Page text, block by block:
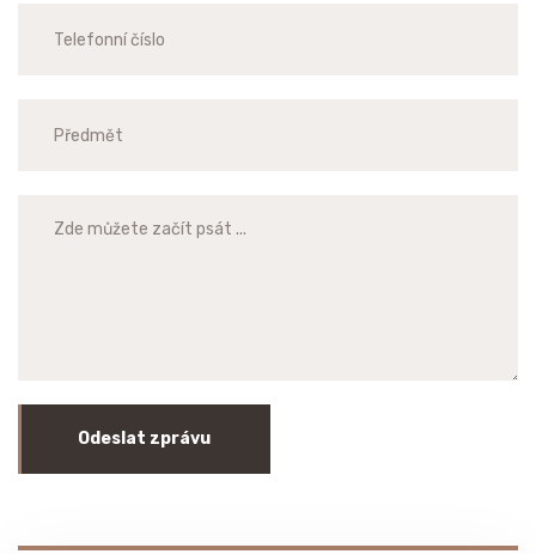
Odeslat zprávu